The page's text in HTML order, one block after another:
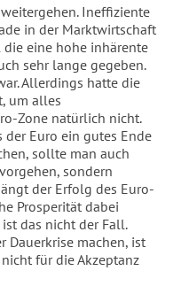
Ineffiziente
in der Marktwirtschaft
eine hohe inhärente
sehr lange gegeben.
Allerdings hatte die
um alles
Zone natürlich nicht.
Euro ein gutes Ende
sollte man auch
sondern
der Erfolg des Euro-
Prosperität dabei
das nicht der Fall.
Dauerkrise machen, ist
für die Akzeptanz